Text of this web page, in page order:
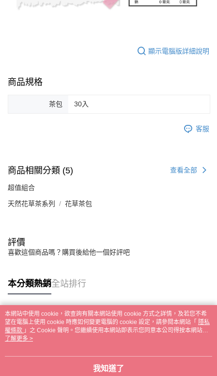
顯示電腦版詳細說明
商品規格
茶包 30入
客服
商品相關分類 (5) 查看全部
超值組合
天然花草茶系列 花草茶包
評價
喜歡這個商品嗎？購買後給他一個好評吧
本分類熱銷全站排行
熱門標籤
本網站中使用 cookie，欲查詢有關本網站使用 cookie 方式之詳情，及若您不希
望在電腦上使用 cookie 時應如何變更電腦的 cookie 設定，請參閱本網站「 隱私
權條款 」之 Cookie 聲明。您繼續使用本網站即表示您同意本公司得按本網站使
用條款之 Cookie 聲明使用 cookie。
了解更多 >
我知道了